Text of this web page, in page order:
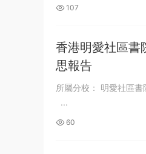
107
香港明愛社區書
思報告
所屬分校： 明愛社區書院 - ( ) 課程性質： *全日制 / 兼讀制 作品名稱： 組員
...
60
下载了资源